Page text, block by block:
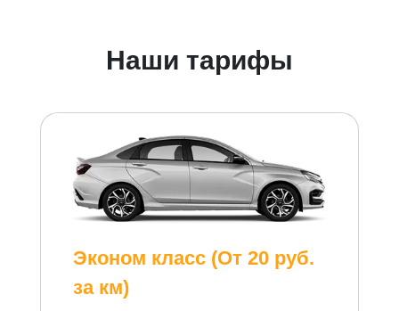
Наши тарифы
Эконом класс (От 20 руб.
за км)